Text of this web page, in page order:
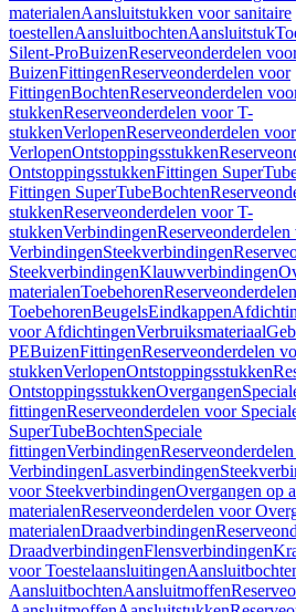
materialenAansluitstukken voor sanitaire
toestellenAansluitbochtenAansluitstuk
Silent-ProBuizenReserveonderdelen
BuizenFittingenReserveonderdelen voor
FittingenBochtenReserveonderdelen
stukkenReserveonderdelen voor T-
stukkenVerlopenReserveonderdelen voor
VerlopenOntstoppingsstukken
OntstoppingsstukkenFittingen
Fittingen SuperTubeBochten
stukkenReserveonderdelen voor T-
stukkenVerbindingenReserveonderdelen
VerbindingenSteekverbindingen
SteekverbindingenKlauwverbindingen
materialenToebehoren
ToebehorenBeugelsEindkappen
voor AfdichtingenVerbruiksmateriaal
PEBuizenFittingenReserveonderdelen
stukkenVerlopenOntstoppingsstukken
OntstoppingsstukkenOvergangen
fittingenReserveonderdelen voor
SuperTubeBochtenSpeciale
fittingenVerbindingen
VerbindingenLasverbindingen
voor SteekverbindingenOvergangen op
materialenReserveonderdelen voor
materialenDraadverbindingen
DraadverbindingenFlensverbindingen
voor Toestelaansluitingen
AansluitbochtenAansluitmoffen